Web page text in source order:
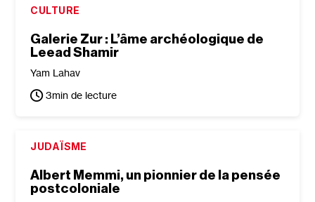
CULTURE
Galerie Zur : L’âme archéologique de
Leead Shamir
Yam Lahav
3min de lecture
JUDAÏSME
Albert Memmi, un pionnier de la pensée
postcoloniale